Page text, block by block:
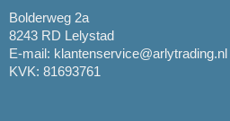
Bolderweg 2a
8243 RD Lelystad
E-mail: klantenservice@arlytrading.nl
KVK: 81693761